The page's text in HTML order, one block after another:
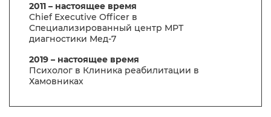
2011 – настоящее время
Chief Executive Officer в
Специализированный центр МРТ
диагностики Мед-7
2019 – настоящее время
Психолог в Клиника реабилитации в
Хамовниках